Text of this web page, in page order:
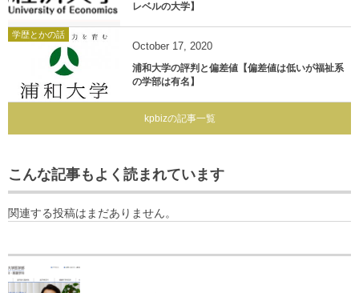
レベルの大学】
学歴とかの話
October 17, 2020
浦和大学の評判と偏差値【偏差値は低いが福祉系
の学部は有名】
kpbizの記事一覧
こんな記事もよく読まれています
関連する投稿はまだありません。